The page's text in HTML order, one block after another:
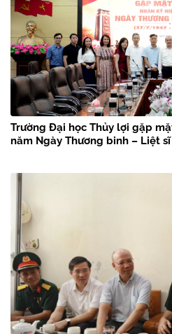
Trường Đại học Thủy lợi gặp
năm Ngày Thương binh – Liệt sĩ